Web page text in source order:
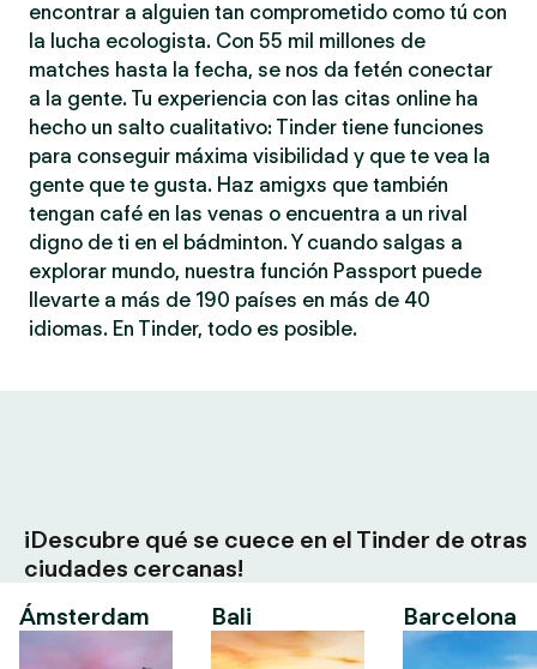
encontrar a alguien tan comprometido como tú con
la lucha ecologista. Con 55 mil millones de
matches hasta la fecha, se nos da fetén conectar
a la gente. Tu experiencia con las citas online ha
hecho un salto cualitativo: Tinder tiene funciones
para conseguir máxima visibilidad y que te vea la
gente que te gusta. Haz amigxs que también
tengan café en las venas o encuentra a un rival
digno de ti en el bádminton. Y cuando salgas a
explorar mundo, nuestra función Passport puede
llevarte a más de 190 países en más de 40
idiomas. En Tinder, todo es posible.
¡Descubre qué se cuece en el Tinder de otras
ciudades cercanas!
Ámsterdam
Bali Barcelona